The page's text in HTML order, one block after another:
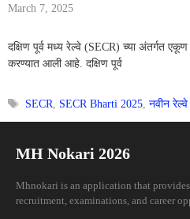
March 7, 2025
दक्षिण पूर्व मध्य रेल्वे (SECR) च्या अंतर्गत
करण्यात आली आहे. दक्षिण पूर्व
Tags
SECR, SECR Bharti 2025,नवीन रेल्वे
MH Nokari 2026
Mhnokari is an application that
recruitment, examinations, and career